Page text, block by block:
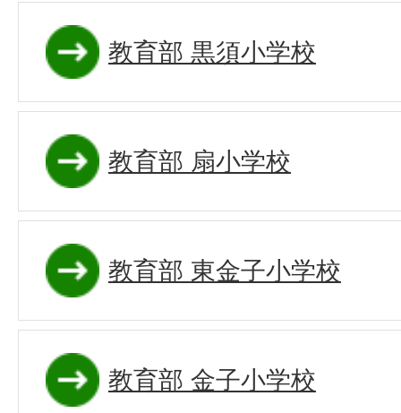
教育部 黒須小学校
教育部 扇小学校
教育部 東金子小学校
教育部 金子小学校